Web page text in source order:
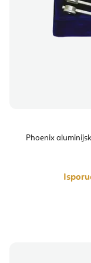
Phoenix